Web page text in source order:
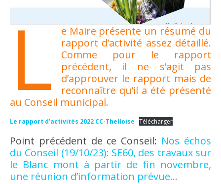
L
e Maire présente un résumé du
rapport d’activité assez détaillé.
Comme pour le rapport
précédent, il ne s’agit pas
d’approuver le rapport mais de
reconnaître qu’il a été présenté
au Conseil municipal.
Le rapport d’activités 2022 CC-Thelloise Télécharger
Point précédent de ce Conseil: Nos échos
du Conseil (19/10/23): SE60, des travaux sur
le Blanc mont à partir de fin novembre,
une réunion d’information prévue…